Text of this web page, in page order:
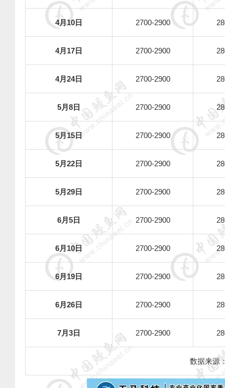
4月10 日 2700-2900
4月 17 日 2700-2900
4月 24日 2700-2900
5月 8 日 2700-2900
5月 15 日 2700-2900
5月 22 日 2700-2900
5月 29 日 2700-2900
6月 5 日 2700-2900
6月 10日 2700-2900
6月19 日 2700-2900
6月 26 日 2700-2900
7月 3 日 2700-2900
数据来源